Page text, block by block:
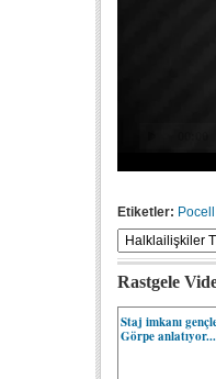
Etiketler: Pocell
Rastgele
Staj imkanı
Görpe anlatıyor...